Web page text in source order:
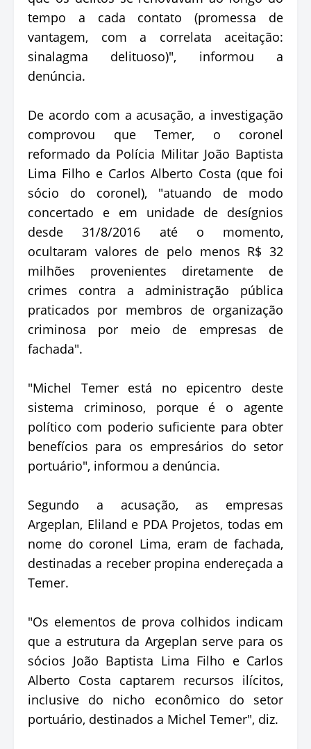
tempo a cada contato (promessa de
vantagem, com a correlata aceitação:
sinalagma delituoso)", informou a
denúncia.
De acordo com a acusação, a investigação
comprovou que Temer, o coronel
reformado da Polícia Militar João Baptista
Lima Filho e Carlos Alberto Costa (que foi
sócio do coronel), "atuando de modo
concertado e em unidade de desígnios
desde 31/8/2016 até o momento,
ocultaram valores de pelo menos R$ 32
milhões provenientes diretamente de
crimes contra a administração pública
praticados por membros de organização
criminosa por meio de empresas de
fachada".
"Michel Temer está no epicentro deste
sistema criminoso, porque é o agente
político com poderio suficiente para obter
benefícios para os empresários do setor
portuário", informou a denúncia.
Segundo a acusação, as empresas
Argeplan, Eliland e PDA Projetos, todas em
nome do coronel Lima, eram de fachada,
destinadas a receber propina endereçada a
Temer.
"Os elementos de prova colhidos indicam
que a estrutura da Argeplan serve para os
sócios João Baptista Lima Filho e Carlos
Alberto Costa captarem recursos ilícitos,
inclusive do nicho econômico do setor
portuário, destinados a Michel Temer", diz.